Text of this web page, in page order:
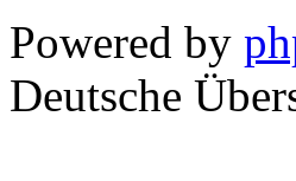
Powered by
Deutsche